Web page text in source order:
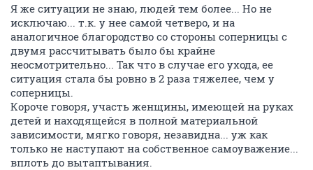
Я же ситуации не знаю, людей тем более... Но не
исключаю... т.к. у нее самой четверо, и на
аналогичное благородство со стороны соперницы с
двумя рассчитывать было бы крайне
неосмотрительно... Так что в случае его ухода, ее
ситуация стала бы ровно в 2 раза тяжелее, чем у
соперницы.
Короче говоря, участь женщины, имеющей на руках
детей и находящейся в полной материальной
зависимости, мягко говоря, незавидна... уж как
только не наступают на собственное самоуважение...
вплоть до вытаптывания.